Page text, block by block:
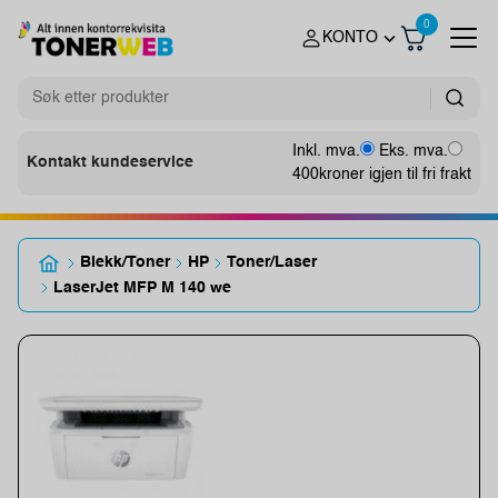
KONTO
0
Kontakt kundeservice
Inkl. mva.
Eks. mva.
400kroner igjen til fri frakt
Blekk/Toner HP
Toner/Laser
LaserJet MFP M 140 we